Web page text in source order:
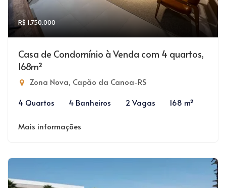
R$ 1.750.000
Casa de Condomínio à Venda com 4 quartos,
168m²
Zona Nova, Capão da Canoa-RS
4 Quartos
4 Banheiros 2 Vagas 168 m²
Mais informações